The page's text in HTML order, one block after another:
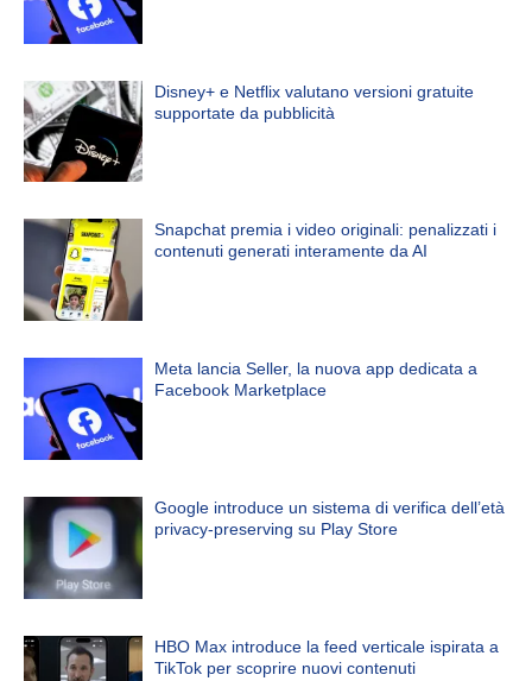
Disney+ e Netflix valutano versioni gratuite
supportate da pubblicità
Snapchat premia i video originali: penalizzati i
contenuti generati interamente da AI
Meta lancia Seller, la nuova app dedicata a
Facebook Marketplace
Google introduce un sistema di verifica dell’età
privacy-preserving su Play Store
HBO Max introduce la feed verticale ispirata a
TikTok per scoprire nuovi contenuti